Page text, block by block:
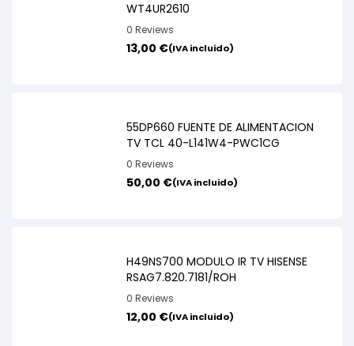
WT4UR2610
0 Reviews
13,00 €(IVA incluido)
55DP660 FUENTE DE ALIMENTACION
TV TCL 40-L141W4-PWC1CG
0 Reviews
50,00 €(IVA incluido)
H49NS700 MODULO IR TV HISENSE
RSAG7.820.7181/ROH
0 Reviews
12,00 €(IVA incluido)